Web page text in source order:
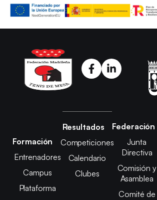
Formación
Entrenadores
Campus
Plataforma
Resultados
Competiciones
Calendario
Clubes
Federación
Junta
Directiva
Comisión y
Asamblea
Comité de